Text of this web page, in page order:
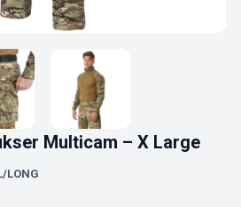
Multicam – X Large
LONG